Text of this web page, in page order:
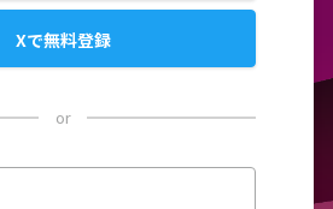
Xで無料登録
or